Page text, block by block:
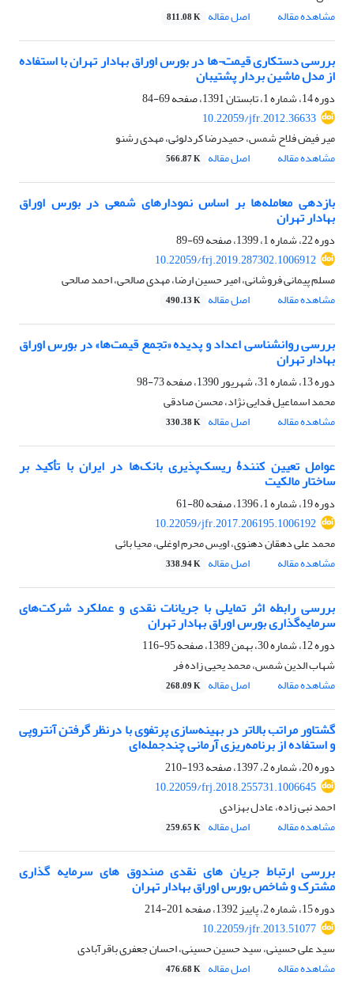
مشاهده مقاله
اصل مقاله 811.08 K
بررسی دستکاری قیمت¬ها در بورس اوراق بهادار تهران با استفاده
از مدل ماشین بردار پشتیبان
دوره 14، شماره 1، تابستان 1391، صفحه
69-84
10.22059/jfr.2012.36633
میر فیض فلاح شمس، حمیدرضا کردلوئی، مهدی رشنو
مشاهده مقاله
اصل مقاله 566.87 K
بازدهی معامله‌ها بر اساس نمودارهای شمعی در بورس اوراق
بهادار تهران
دوره 22، شماره 1، 1399، صفحه
69-89
10.22059/frj.2019.287302.1006912
مسلم پیمانی فروشانی، امیر حسین ارضا، مهدی صالحی، احمد صالحی
مشاهده مقاله
اصل مقاله 490.13 K
بررسی روانشناسی اعداد و پدیده «تجمع قیمت‌ها» در بورس اوراق
بهادار تهران
دوره 13، شماره 31، شهریور 1390، صفحه
73-98
محمد اسماعیل فدایی نژاد، محسن صادقی
مشاهده مقاله
اصل مقاله 330.38 K
عوامل تعیین کنندۀ ریسک‌پذیری بانک‌ها در ایران با تأکید بر
ساختار مالکیت
دوره 19، شماره 1، 1396، صفحه
80-61
10.22059/jfr.2017.206195.1006192
محمد علی دهقان دهنوی، اویس محرم اوغلی، محیا بائی
مشاهده مقاله
اصل مقاله 338.94 K
بررسی رابطه اثر تمایلی با جریانات نقدی و عملکرد شرکت‌های
سرمایه‌گذاری بورس اوراق بهادار تهران
دوره 12، شماره 30، بهمن 1389، صفحه
95-116
شهاب الدین شمس، محمد یحیی زاده فر
مشاهده مقاله
اصل مقاله 268.09 K
گشتاور مراتب بالاتر در بهینه‌سازی پرتفوی با درنظر گرفتن آنتروپی
و استفاده از برنامه‌ریزی آرمانی چندجمله‌ای
دوره 20، شماره 2، 1397، صفحه
193-210
10.22059/frj.2018.255731.1006645
احمد نبی زاده، عادل بهزادی
مشاهده مقاله
اصل مقاله 259.65 K
بررسی ارتباط جریان های نقدی صندوق های سرمایه گذاری
مشترک و شاخص بورس اوراق بهادار تهران
دوره 15، شماره 2، پاییز 1392، صفحه
201-214
10.22059/jfr.2013.51077
سید علی حسینی، سید حسین حسینی، احسان جعفری باقرآبادی
مشاهده مقاله
اصل مقاله 476.68 K